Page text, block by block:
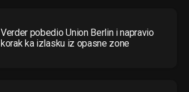
Verder pobedio Union Berlin i napravio
korak ka izlasku iz opasne zone